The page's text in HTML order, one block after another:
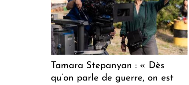
Tamara Stepanyan : « Dès
qu’on parle de guerre, on est